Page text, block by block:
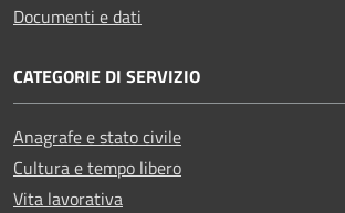
Documenti e dati
CATEGORIE DI SERVIZIO
Anagrafe e stato civile
Cultura e tempo libero
Vita lavorativa